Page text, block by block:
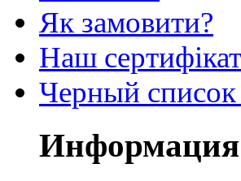
Як замовити?
Наш сертифікат
Черный список
Информация